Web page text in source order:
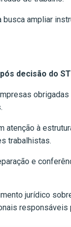
busca ampliar
decisão do
atenção à
trabalhistas.
e
jurídico